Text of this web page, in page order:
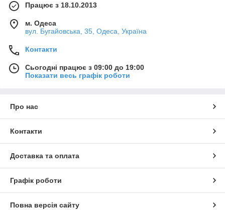
Працює з 18.10.2013
м. Одеса
вул. Бугайовська, 35, Одеса, Україна
Контакти
Сьогодні працює з 09:00 до 19:00
Показати весь графік роботи
Про нас
Контакти
Доставка та оплата
Графік роботи
Повна версія сайту